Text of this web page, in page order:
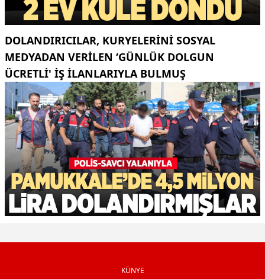
DOLANDIRICILAR, KURYELERINI SOSYAL
MEDYADAN VERILEN ‘GÜNLÜK DOLGUN
ÜCRETLI' IŞ ILANLARIYLA BULMUŞ
KÜNYE